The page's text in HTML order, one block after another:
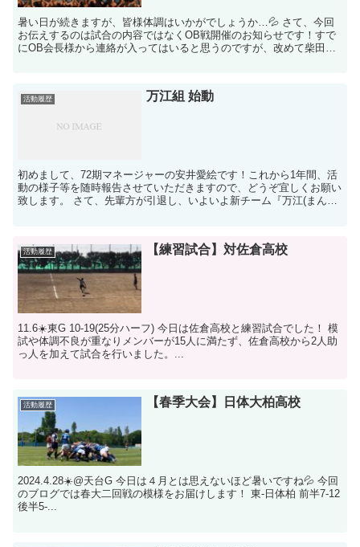
暑い日が続きますが、皆様体調はいかがでしょうか…💦 さて、今回
お伝えするのは試合の内容ではなくOB戦開催のお知らせです！すで
にOB会長様から連絡が入ってはいると思うのですが、改めて柴田組
活動履歴 万江組 始動
初めまして、72期マネージャーの安井愛絵です！これから1年間、活
動の様子等を随時報告させていただきますので、どうぞ宜しくお願い
致します。 さて、先輩方が引退し、いよいよ新チーム『万江(まんえ)
活動履歴 【練習試合】対佐倉高校
11.6☀️東G 10-19(25分ハーフ) 今日は佐倉高校と練習試合でした！ 模
試や体調不良が重なりメンバーが15人に満たず、佐倉高校から2人助
っ人を加えて試合を行いました。...
活動履歴 【春季大会】日体大柏高校
2024.4.28☀️@天台G 今日は４月とは思えないほど暑いですね💦 今回
のブログでは春大二回戦の模様をお届けします！ 東-日体柏 前半7-12
後半5-...